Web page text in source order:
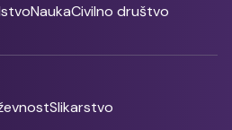
NaukaCivilno društvo
Slikarstvo